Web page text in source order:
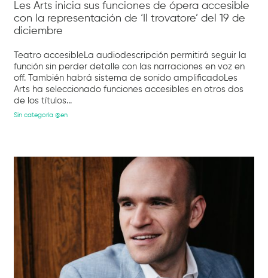
Les Arts inicia sus funciones de ópera accesible
con la representación de ‘Il trovatore’ del 19 de
diciembre
Teatro accesibleLa audiodescripción permitirá seguir la
función sin perder detalle con las narraciones en voz en
off. También habrá sistema de sonido amplificadoLes
Arts ha seleccionado funciones accesibles en otros dos
de los títulos...
Sin categoría @en